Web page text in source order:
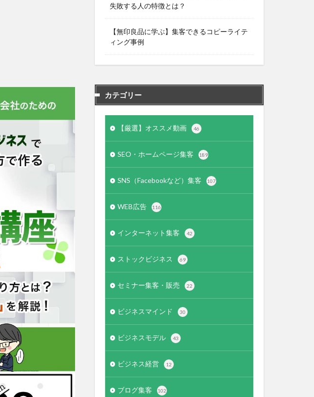
失敗する人の特徴とは？
【無印良品に学ぶ】集客できるコピーライテ
ィング事例
カテゴリー
【厳選】オススメ動画 46
SEO・ホームページ集客 189
SNS（Facebookなど）集客 107
WEB広告 116
インターネット集客 42
ストックビジネス 69
セミナー集客・販売 22
ビジネスマインド 30
ビジネスモデル 43
ビジネス経営 12
ブログ集客 102